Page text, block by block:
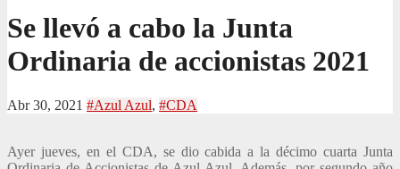
Se llevó a cabo la Junta
Ordinaria de accionistas 2021
Abr 30, 2021 #Azul Azul, #CDA
Ayer jueves, en el CDA, se dio cabida a la décimo cuarta Junta